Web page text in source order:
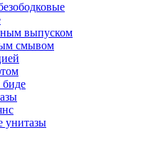
выпуском
смывом
унитазы